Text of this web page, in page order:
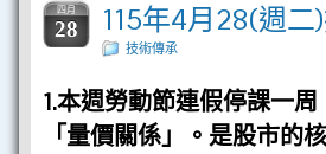
四月
28 115年4月28(週二
技術傳承
1.本週勞動節連假停課一
「量價關係」。是股市的